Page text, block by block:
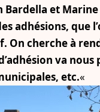
Bardella et
adhésions, que
On cherche à
va
etc.«